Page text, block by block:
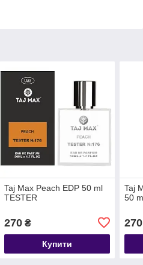
Taj Max Peach EDP 50 ml
TESTER
270₴
Купити
Taj
50
270